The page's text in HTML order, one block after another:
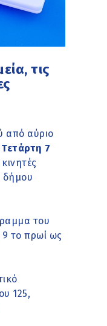
τις
από αύριο
Τετάρτη 7
δήμου
του
9 το πρωί ως
125,